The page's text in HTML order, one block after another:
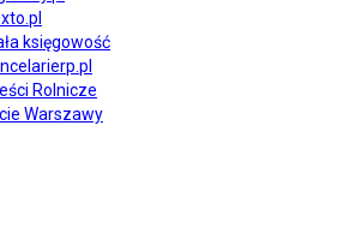
księgowość
Rolnicze
Warszawy